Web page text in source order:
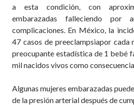
a esta condición, con
embarazadas falleciendo
complicaciones. En México, la
47 casos de preeclampsiapor cada
preocupante estadística de 1 bebé
mil nacidos vivos como
Algunas mujeres embarazadas
de la presión arterial después de